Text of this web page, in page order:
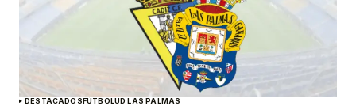
DESTACADOSFÚTBOLUD LAS PALMAS